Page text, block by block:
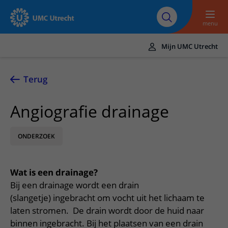
Naar hoofdinhoud
Over UMC
Utrecht
Research
Werken bij het UMC
Utrecht
menu
UMC Utrecht
Zorg en behandeling
Ziekten en aandoeningen
Poliklinieken
Verpleegafdelingen
Onze zorgverleners
Afspraak en opname
Bezoek aan de polikliniek
Opname in het ziekenhuis
Voorbereiding op uw afspraak
Op bezoek in het UMC Utrecht
Apotheek
Winkels en restaurants
Contact en route
Spoed
Contactgegevens
Verwijzers
Patiënt verwijzen
Mijn UMC Utrecht
Terug
Angiografie drainage
ONDERZOEK
Wat is een drainage?
Bij een drainage wordt een drain
(slangetje) ingebracht om vocht uit het lichaam te
laten stromen. De drain wordt door de huid naar
binnen ingebracht. Bij het plaatsen van een drain